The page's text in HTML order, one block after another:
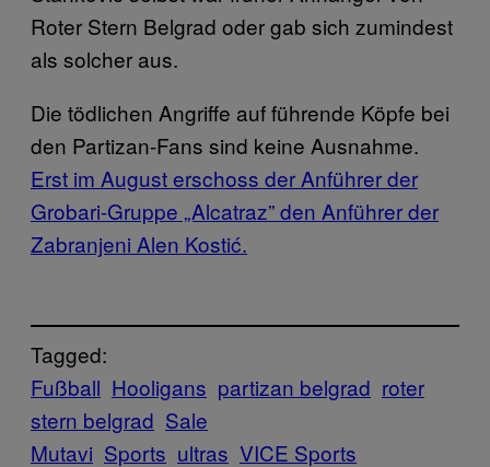
Roter Stern Belgrad oder gab sich zumindest
als solcher aus.
Die tödlichen Angriffe auf führende Köpfe bei
den Partizan-Fans sind keine Ausnahme.
Erst im August erschoss der Anführer der
Grobari-Gruppe „Alcatraz” den Anführer der
Zabranjeni Alen Kostić.
Tagged:
Fußball Hooligans partizan belgrad roter
stern belgrad Sale
Mutavi Sports ultras VICE Sports